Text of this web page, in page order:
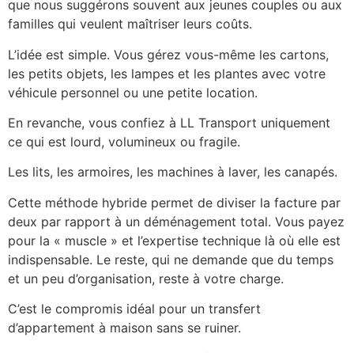
que nous suggérons souvent aux jeunes couples ou aux
familles qui veulent maîtriser leurs coûts.
L’idée est simple. Vous gérez vous-même les cartons,
les petits objets, les lampes et les plantes avec votre
véhicule personnel ou une petite location.
En revanche, vous confiez à LL Transport uniquement
ce qui est lourd, volumineux ou fragile.
Les lits, les armoires, les machines à laver, les canapés.
Cette méthode hybride permet de diviser la facture par
deux par rapport à un déménagement total. Vous payez
pour la « muscle » et l’expertise technique là où elle est
indispensable. Le reste, qui ne demande que du temps
et un peu d’organisation, reste à votre charge.
C’est le compromis idéal pour un transfert
d’appartement à maison sans se ruiner.